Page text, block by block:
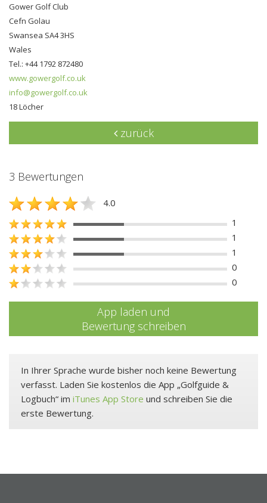
Gower Golf Club
Cefn Golau
Swansea SA4 3HS
Wales
Tel.: +44 1792 872480
www.gowergolf.co.uk
info@gowergolf.co.uk
18 Löcher
zurück
3 Bewertungen
4.0
1
1
1
0
0
App laden und
Bewertung schreiben
In Ihrer Sprache wurde bisher noch keine Bewertung
verfasst. Laden Sie kostenlos die App „Golfguide &
Logbuch“ im iTunes App Store und schreiben Sie die
erste Bewertung.